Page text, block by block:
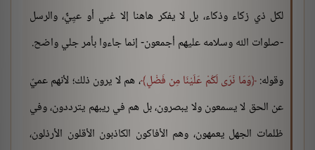
لكل ذي زكاء وذكاء، بل لا يفكر هاهنا إلا غبي أو عيِيٌّ، والرسل
-صلوات الله وسلامه عليهم أجمعون- إنما جاءوا بأمر جلي واضح.
وقوله: وَمَا نَرَى لَكُمْ عَلَيْنَا مِن فَضْلٍ ، هم لا يرون ذلك؛ لأنهم عميٌ
عن الحق لا يسمعون ولا يبصرون، بل هم في ريبهم يترددون، وفي
ظلمات الجهل يعمهون، وهم الأفاكون الكاذبون الأقلون الأرذلون،